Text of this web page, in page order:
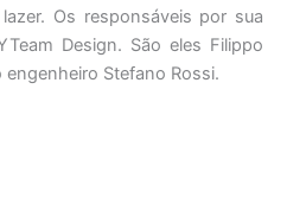
Os responsáveis por sua
Design. São eles Filippo
Stefano Rossi.